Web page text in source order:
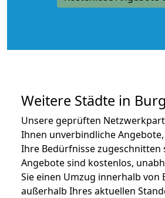
Weitere Städte in
Unsere geprüften
Ihnen unverbindliche
Ihre Bedürfnisse zugeschnitten
Angebote sind kostenlos,
Sie einen Umzug innerhalb von
außerhalb Ihres aktuellen